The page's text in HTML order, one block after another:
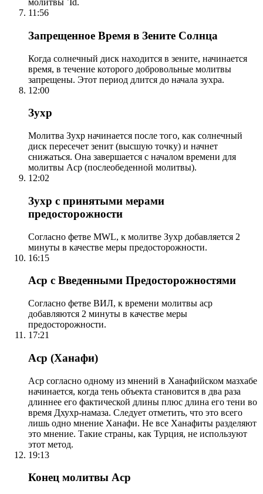
молитвы ʿĪd.
11:56
Запрещенное Время в Зените Солнца
Когда солнечный диск находится в зените, начинается
время, в течение которого добровольные молитвы
запрещены. Этот период длится до начала зухра.
12:00
Зухр
Молитва Зухр начинается после того, как солнечный
диск пересечет зенит (высшую точку) и начнет
снижаться. Она завершается с началом времени для
молитвы Аср (послеобеденной молитвы).
12:02
Зухр с принятыми мерами
предосторожности
Согласно фетве MWL, к молитве Зухр добавляется 2
минуты в качестве меры предосторожности.
16:15
Аср с Введенными Предосторожностями
Согласно фетве ВИЛ, к времени молитвы аср
добавляются 2 минуты в качестве меры
предосторожности.
17:21
Аср (Ханафи)
Аср согласно одному из мнений в Ханафийском мазхабе
начинается, когда тень объекта становится в два раза
длиннее его фактической длины плюс длина его тени во
время Дхухр-намаза. Следует отметить, что это всего
лишь одно мнение Ханафи. Не все Ханафиты разделяют
это мнение. Такие страны, как Турция, не используют
этот метод.
19:13
Конец молитвы Аср